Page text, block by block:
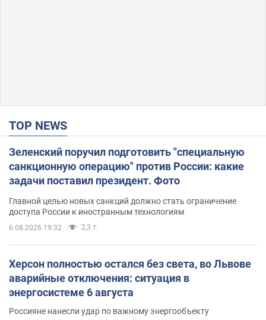
TOP NEWS
Зеленский поручил подготовить "специальную
санкционную операцию" против России: какие
задачи поставил президент. Фото
Главной целью новых санкций должно стать ограничение
доступа России к иностранным технологиям
6.08.2026 19:32 2,3 т.
Херсон полностью остался без света, во Львове
аварийные отключения: ситуация в
энергосистеме 6 августа
Россияне нанесли удар по важному энергообъекту